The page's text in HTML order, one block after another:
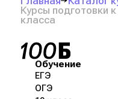
Курсы подготовки
класса
Обучение
ЕГЭ
ОГЭ